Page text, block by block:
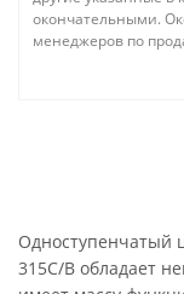
окончательными.
менеджеров по
Одноступенчатый
315C/B обладает